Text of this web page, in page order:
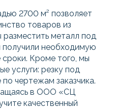
2700 м² позволяет
товаров из
разместить металл под
получили необходимую
Кроме того, мы
услуги: резку под
чертежам заказчика.
в ООО «СЦ
качественный